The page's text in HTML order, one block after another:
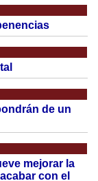
de un
mejorar la
con el